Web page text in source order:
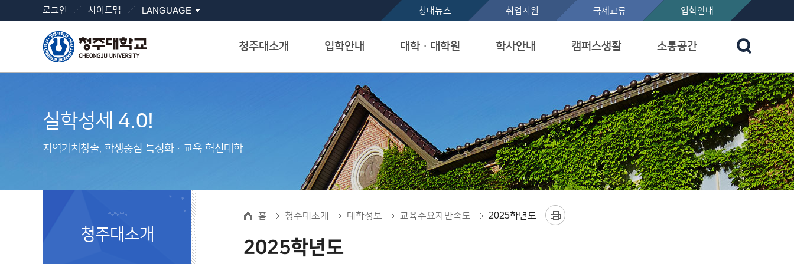
본문 바로가기
로그인 사이트맵 LANGUAGE 청대뉴스 취업지원 국제교류 입학안내
청주대소개 입학안내 대학ㆍ대학원 학사안내 캠퍼스생활 소통공간
실학성세 4.0!
지역가치창출, 학생중심 특성화ㆍ교육 혁신대학
청주대소개
홈 청주대소개 대학정보 교육수요자만족도 2025학년도
2025학년도